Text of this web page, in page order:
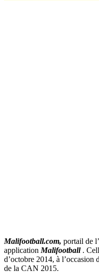
Malifootball.com, portail de
application Malifootball .
d’octobre 2014, à l’occasion
de la CAN 2015.